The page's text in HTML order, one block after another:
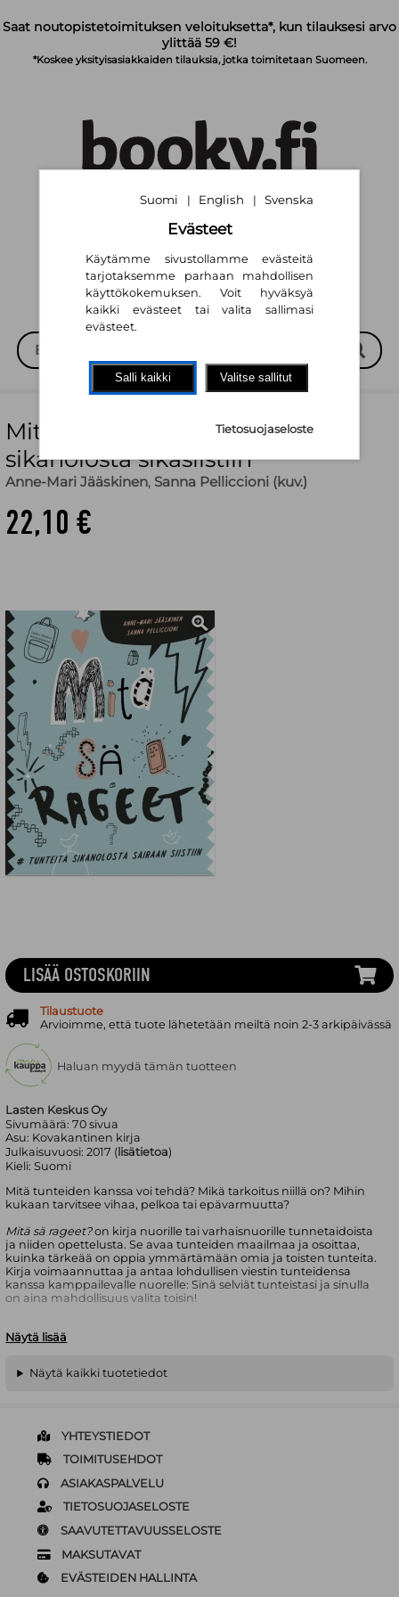
Saat noutopistetoimituksen veloituksetta*, kun tilauksesi arvo
ylittää 59 €!
*Koskee yksityisasiakkaiden tilauksia, jotka toimitetaan Suomeen.
Mitä sä rageet? : #tunteita
sikanolosta sikasiistiin
Anne-Mari Jääskinen, Sanna Pelliccioni (kuv.)
22,10 €
Lasten Keskus Oy
Sivumäärä:70 sivua
Asu: Kovakantinen kirja
Julkaisuvuosi:2017 ( lisätietoa)
Kieli:Suomi
Mitä tunteiden kanssa voi tehdä? Mikä tarkoitus niillä on? Mihin
kukaan tarvitsee vihaa, pelkoa tai epävarmuutta?
Mitä sä rageet?on kirja nuorille tai varhaisnuorille tunnetaidoista
ja niiden opettelusta. Se avaa tunteiden maailmaa ja osoittaa,
kuinka tärkeää on oppia ymmärtämään omia ja toisten tunteita.
Kirja voimaannuttaa ja antaa lohdullisen viestin tunteidensa
kanssa kamppailevalle nuorelle: Sinä selviät tunteistasi ja sinulla
on aina mahdollisuus valita toisin!
tunnetaidoista, kehon ja mielen harjoituksia sekä luovia tehtäviä
syventää ja laajentaa tunneteemaa.
Anne-Mari Jääskinenon tunne- ja vuorovaikutuskouluttaja sekä
taideterapiaohjaaja. Hän on kehittänyt ammattilaisille
tarkoitetun Lasten Tunnetaito-ohjaaja MM -koulutuksen ja
toimii siinä vastuukouluttajana. Tunne- ja taideterapiatyötä hän
tekee niin lasten, nuorten kuin aikuistenkin parissa.
Sanna Pelliccionion kuvittaja, graafinen suunnittelija ja
lastenkirjailija. Pelliccionin monipuolisia ja värikkäitä kuvituksia on
kangaskuoseissa ja paperitarvikkeissa.
Näytä lisää
LISÄÄ OSTOSKORIIN
Tilaustuote
Arvioimme, että tuote lähetetään meiltä noin 2-3 arkipäivässä
Haluan myydä tämän tuotteen
Näytä kaikki tuotetiedot
YHTEYSTIEDOT
TOIMITUSEHDOT
ASIAKASPALVELU
TIETOSUOJASELOSTE
SAAVUTETTAVUUSSELOSTE
MAKSUTAVAT
EVÄSTEIDEN HALLINTA
Suomi | English | Svenska
Evästeet
Käytämme sivustollamme evästeitä
tarjotaksemme parhaan mahdollisen
käyttökokemuksen. Voit hyväksyä
kaikki evästeet tai valita sallimasi
evästeet.
Salli kaikki Valitse sallitut
Tietosuojaseloste